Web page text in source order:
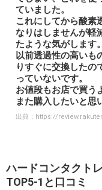
ていました。
これにしてから酸素
なりはしませんが軽
たような気がします。
以前透過性の高いも
りすぐに交換したの
っていないです。
お値段もお店で買う
また購入したいと思
出典： https://
ハードコンタクト
TOP5-1と口コミ